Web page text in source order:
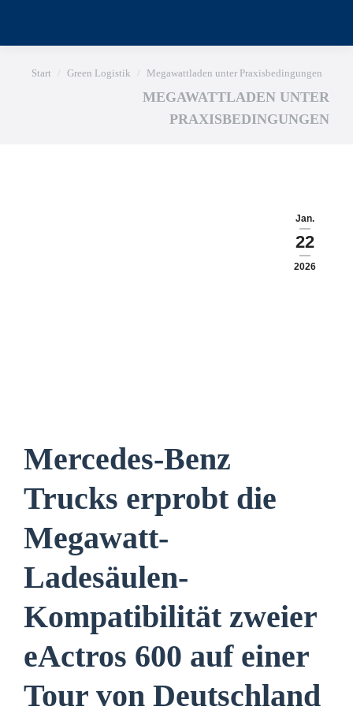
Sie befinden sich hier:
Start Green Logistik Megawattladen unter Praxisbedingungen
MEGAWATTLADEN UNTER
PRAXISBEDINGUNGEN
Jan.
22
2026
Mercedes-Benz
Trucks erprobt die
Megawatt-
Ladesäulen-
Kompatibilität zweier
eActros 600 auf einer
Tour von Deutschland